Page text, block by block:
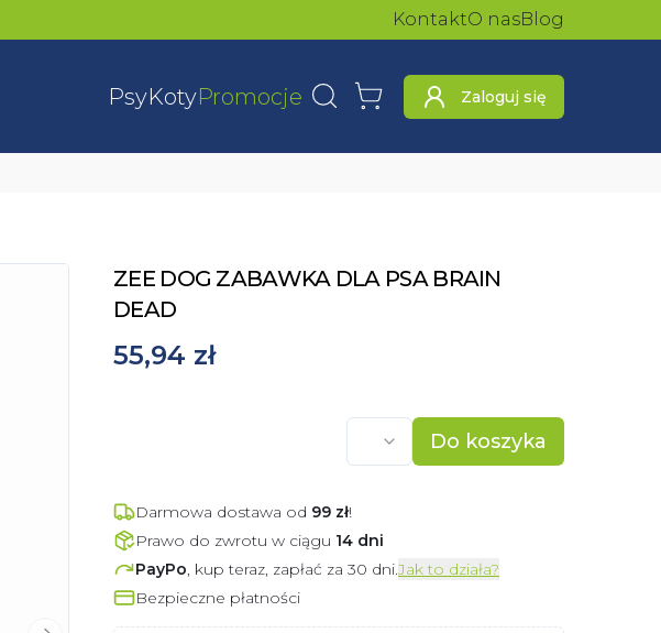
KontaktO nasBlog
PsyKotyPromocje WyszukajKoszyk Zaloguj się
ZEE DOG ZABAWKA DLA PSA BRAIN
DEAD
55,94 zł
Do koszyka
Darmowa dostawa od 99 zł!
Prawo do zwrotu w ciągu 14 dni
PayPo, kup teraz, zapłać za 30 dni.Jak to działa?
Bezpieczne płatności